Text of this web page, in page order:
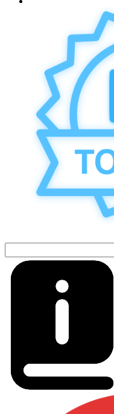
efter: